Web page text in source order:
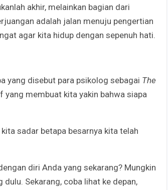
akhir, melainkan bagian dari
adalah jalan menuju pengertian
agar kita hidup dengan sepenuh hati.
yang disebut para psikolog sebagai The
yang membuat kita yakin bahwa siapa
sadar betapa besarnya kita telah
diri Anda yang sekarang? Mungkin
Sekarang, coba lihat ke depan,